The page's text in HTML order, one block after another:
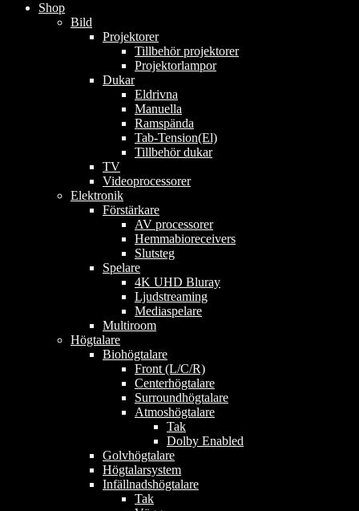
Shop
Bild
Projektorer
Tillbehör projektorer
Projektorlampor
Dukar
Eldrivna
Manuella
Ramspända
Tab-Tension(El)
Tillbehör dukar
TV
Videoprocessorer
Elektronik
Förstärkare
AV processorer
Hemmabioreceivers
Slutsteg
Spelare
4K UHD Bluray
Ljudstreaming
Mediaspelare
Multiroom
Högtalare
Biohögtalare
Front (L/C/R)
Centerhögtalare
Surroundhögtalare
Atmoshögtalare
Tak
Dolby Enabled
Golvhögtalare
Högtalarsystem
Infällnadshögtalare
Tak